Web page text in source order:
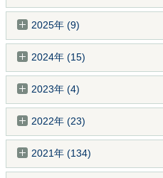
2025年 (9)
2024年 (15)
2023年 (4)
2022年 (23)
2021年 (134)